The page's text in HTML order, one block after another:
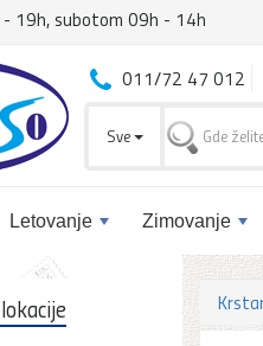
- 19h, subotom 09h - 14h
Letovanje Zimovanje
011/72 47 012
Sve